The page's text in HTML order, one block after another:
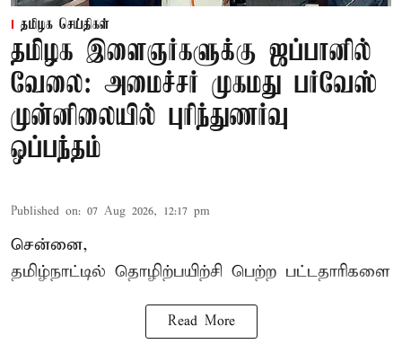
தமிழக செய்திகள்
தமிழக இளைஞர்களுக்கு ஜப்பானில்
வேலை: அமைச்சர் முகமது பர்வேஸ்
முன்னிலையில் புரிந்துணர்வு
ஒப்பந்தம்
Published on: 07 Aug 2026, 12:17 pm
சென்னை,
தமிழ்நாட்டில் தொழிற்பயிற்சி பெற்ற பட்டதாரிகளை
Read More